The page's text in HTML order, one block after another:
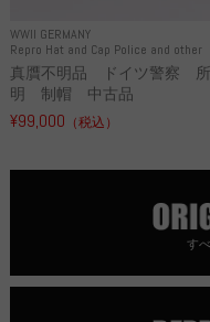
WWII GERMANY
Repro Hat and Cap Police and other
真贋不明品 ドイツ警察
明 制帽 中古品
¥99,000 （税込）
す